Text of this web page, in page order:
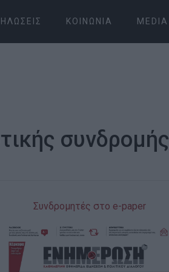
ΚΟΙΝΩΝΊΑ MEDIA
συνδρομής
Συνδρομητές στο e-paper